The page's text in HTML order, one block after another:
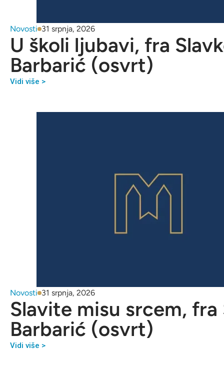
Novosti 31 srpnja, 2026
U školi ljubavi, fra
Barbarić (osvrt)
Vidi više >
Novosti 31 srpnja, 2026
Slavite misu srcem, fra
Barbarić (osvrt)
Vidi više >